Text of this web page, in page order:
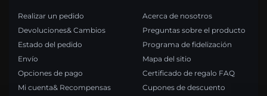
Realizar un pedido
Devoluciones& Cambios
Estado del pedido
Envío
Opciones de pago
Mi cuenta& Recompensas
Acerca de nosotros
Preguntas sobre el producto
Programa de fidelización
Mapa del sitio
Certificado de regalo FAQ
Cupones de descuento